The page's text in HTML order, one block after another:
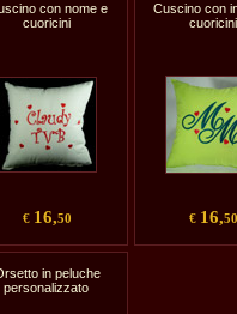
con nome e
cuoricini
€ 16,50
Cuscino con
cuoricini
€ 16,50
in peluche
personalizzato